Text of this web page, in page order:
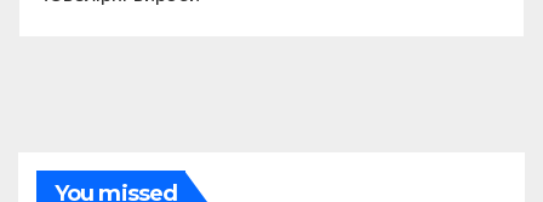
You missed